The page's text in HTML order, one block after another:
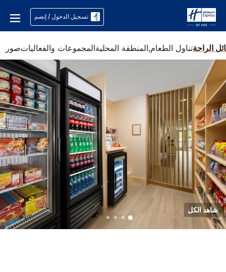
تسجيل الدخول / إنضم
الراحةتناول الطعام,المنطقة المحليةالمجموعات والفعالياتصور
شاهد الكل